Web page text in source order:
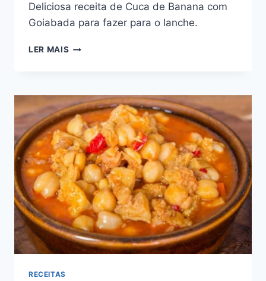
Deliciosa receita de Cuca de Banana com
Goiabada para fazer para o lanche.
LER MAIS CUCA
GOIABADA:
DUAS
FRUTAS
E
MUITA
GOSTOSURA
RECEITAS